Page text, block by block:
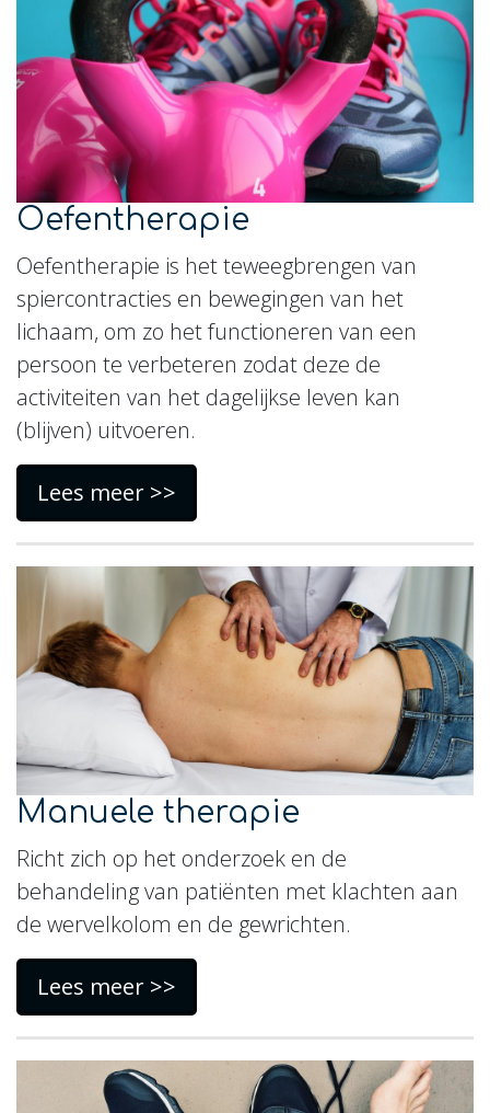
Oefentherapie
Oefentherapie is het teweegbrengen van
spiercontracties en bewegingen van het
lichaam, om zo het functioneren van een
persoon te verbeteren zodat deze de
activiteiten van het dagelijkse leven kan
(blijven) uitvoeren.
Lees meer >>
Manuele therapie
Richt zich op het onderzoek en de
behandeling van patiënten met klachten aan
de wervelkolom en de gewrichten.
Lees meer >>